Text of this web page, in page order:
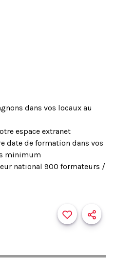
dans vos locaux au
espace extranet
date de formation dans vos
minimum
national 900 formateurs /